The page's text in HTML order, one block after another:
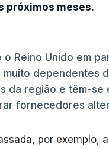
próximos meses.
o Reino Unido em
muito dependentes
da região e têm-se
fornecedores
por exemplo,